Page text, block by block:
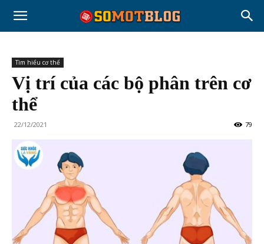
Tìm hiểu cơ thể
Vị trí của các bộ phân trên cơ
thể
22/12/2021 79